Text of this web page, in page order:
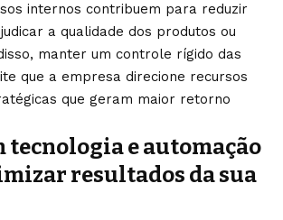
internos contribuem para reduzir
a qualidade dos produtos ou
manter um controle rígido das
que a empresa direcione recursos
que geram maior retorno
tecnologia e automação
resultados da sua